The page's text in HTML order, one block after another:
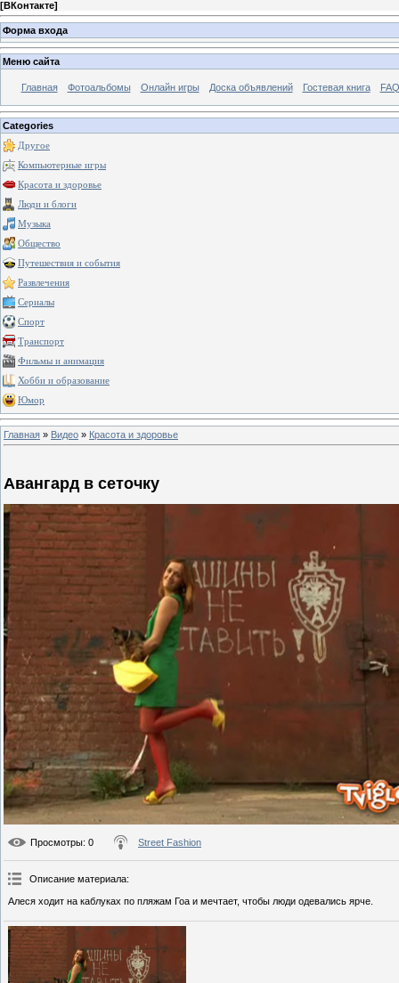
[ВКонтакте]
Форма входа
Меню сайта
Главная Фотоальбомы Онлайн игры Доска объявлений Гостевая книга
Categories
Другое
Компьютерные игры
Красота и здоровье
Люди и блоги
Музыка
Общество
Путешествия и события
Развлечения
Сериалы
Спорт
Транспорт
Фильмы и анимация
Хобби и образование
Юмор
Главная » Видео » Красота и здоровье
Авангард в сеточку
Просмотры: 0 Street Fashion
Описание материала:
Алеся ходит на каблуках по пляжам Гоа и мечтает, чтобы люди одевались ярче.